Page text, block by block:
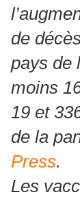
de
pays de
moins
19 et
de la
Press.
Les